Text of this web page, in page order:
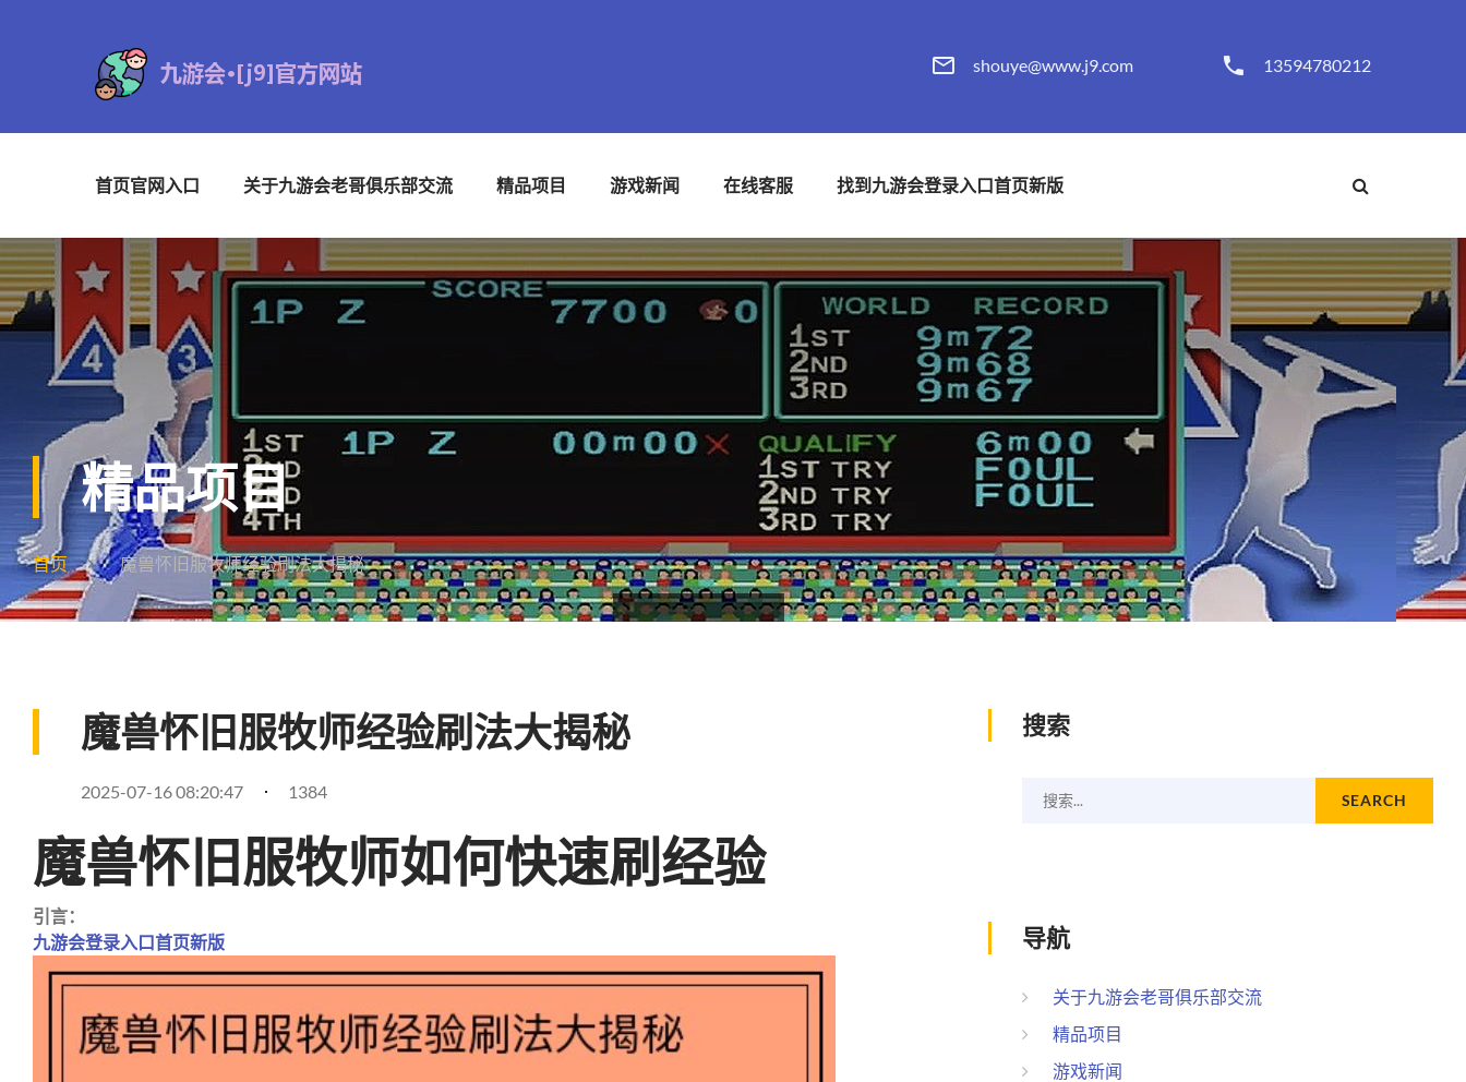
shouye@www.j9.com 13594780212
首页官网入口 关于九游会老哥俱乐部交流 精品项目 游戏新闻 在线客服 找到九游会登录入口首页新版
精品项目
首页 魔兽怀旧服牧师经验刷法大揭秘
魔兽怀旧服牧师经验刷法大揭秘
2025-07-16 08:20:47 1384
魔兽怀旧服牧师如何快速刷经验
引言：
九游会登录入口首页新版
搜索
搜索... SEARCH
导航
关于九游会老哥俱乐部交流
精品项目
游戏新闻